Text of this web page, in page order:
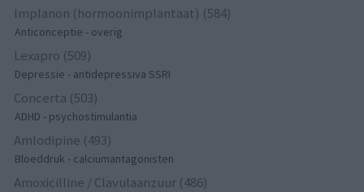
Implanon (hormoonimplantaat) (584)
Anticonceptie - overig
Lexapro (509)
Depressie - antidepressiva SSRI
Concerta (503)
ADHD - psychostimulantia
Amlodipine (493)
Bloeddruk - calciumantagonisten
Amoxicilline / Clavulaanzuur (486)